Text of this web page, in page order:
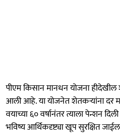
पीएम किसान मानधन योजना हीदेखील
आली आहे. या योजनेत शेतकऱ्यांना दर
वयाच्या ६० वर्षानंतर त्याला पेन्शन
भविष्य आर्थिकदृष्ट्या खूप सुरक्षित